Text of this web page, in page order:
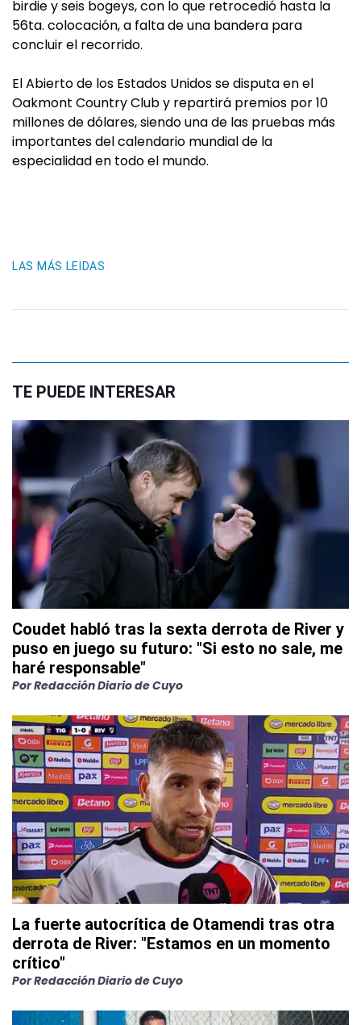
birdie y seis bogeys, con lo que retrocedió hasta la
56ta. colocación, a falta de una bandera para
concluir el recorrido.
El Abierto de los Estados Unidos se disputa en el
Oakmont Country Club y repartirá premios por 10
millones de dólares, siendo una de las pruebas más
importantes del calendario mundial de la
especialidad en todo el mundo.
LAS MÁS LEIDAS
TE PUEDE INTERESAR
Coudet habló tras la sexta derrota de River y
puso en juego su futuro: "Si esto no sale, me
haré responsable"
PorRedacción Diario de Cuyo
La fuerte autocrítica de Otamendi tras otra
derrota de River: "Estamos en un momento
crítico"
PorRedacción Diario de Cuyo